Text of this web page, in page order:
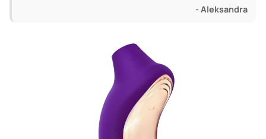
- Aleksandra